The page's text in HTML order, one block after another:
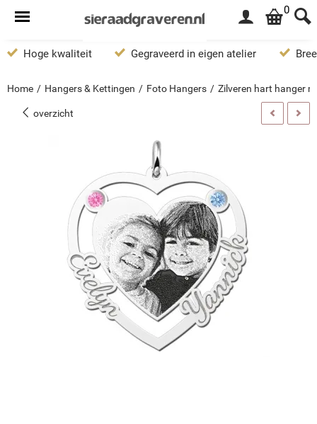
0
Hoge kwaliteit Gegraveerd in eigen atelier
Home / Hangers & Kettingen / Foto Hangers / Zilveren hart hanger
overzicht